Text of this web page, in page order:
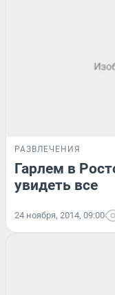
РАЗВЛЕЧЕНИЯ
Гарлем в
увидеть все
24 ноября, 2014, 09:00